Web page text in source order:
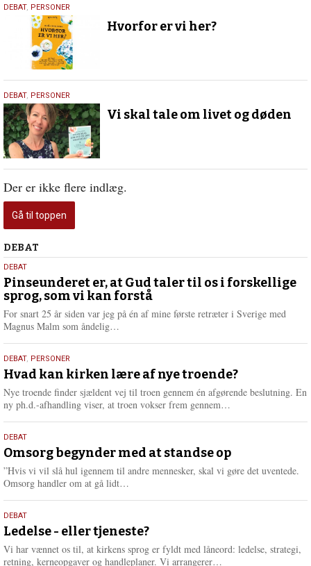
26.
DEBAT, PERSONER
Hvorfor er vi her?
1.
maj
2019
DEBAT, PERSONER
Vi skal tale om livet og døden
Der er ikke flere indlæg.
Gå til toppen
Debat
DEBAT
5.
august
2026
DEBAT
Pinseunderet er, at Gud taler til os i forskellige
sprog, som vi kan forstå
For snart 25 år siden var jeg på én af mine første retræter i Sverige med
Magnus Malm som åndelig…
e
e
25.
juli
2026
DEBAT, PERSONER
Hvad kan kirken lære af nye troende?
Nye troende finder sjældent vej til troen gennem én afgørende beslutning. En
ny ph.d.-afhandling viser, at troen vokser frem gennem…
e
e
9.
juli
2026
DEBAT
Omsorg begynder med at standse op
”Hvis vi vil slå hul igennem til andre mennesker, skal vi gøre det uventede.
Omsorg handler om at gå lidt…
e
e
10.
juni
2026
DEBAT
Ledelse - eller tjeneste?
Vi har vænnet os til, at kirkens sprog er fyldt med låneord: ledelse, strategi,
retning, kerneopgaver og handleplaner. Vi arrangerer…